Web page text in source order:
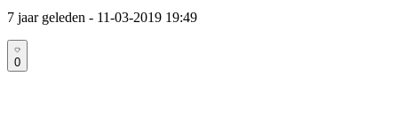
7 jaar geleden - 11-03-2019 19:49
0